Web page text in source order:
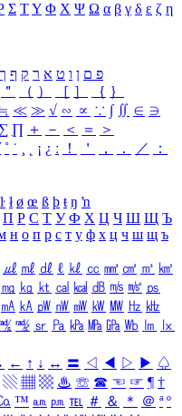
Σ ΤΥ Φ Χ Ψ Ω α β γ δ ε ζ η
פ ם ן ו ט א ר ק ף ך
＂ （ ） ［ ］ ｛ ｝
≪ ≫ √ ∽ ∝ ∵ ∫ ∬ ∈ ∋
∑ ∏ ＋ － ＜ ＝
＞
˚ ˙ ¸ ¡ ¿ ː ！ ＇ ， ． ／
：
ŀ ł ø œ ß þ ŧ ŋ ŉ
П Р С Т У Ф Х Ц Ч Ш Щ Ъ
н о п р с т у ф х ц ч ш щ ъ
㎕ ㎖ ㎗ ℓ ㎘ ㏄ ㎣ ㎤ ㎥ ㎦
㎎ ㎏ ㏏ ㎈ ㎉ ㏈ ㎧ ㎨ ㎰
㎃ ㎄ ㎺ ㎻ ㎽ ㎾ ㎿ ㎐ ㎑
㎯ ㏛ ㎩ ㎪ ㎫ ㎬ ㏝ ㏐
㏓
← ↑ ↓ ↔ 〓 ◁ ◀ ▷ ▶ ♤
▧ ▦ ▩ ♨ ☏ ☎ ☜ ☞ ¶ †
™ ㏂ ㏘ ℡ ＃ ＆ ＊ ＠ ª º